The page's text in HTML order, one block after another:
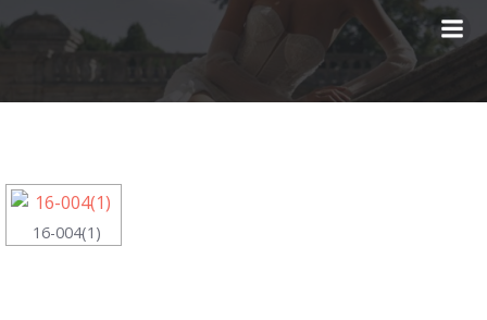
Перейти
содержимому
16-004(1)